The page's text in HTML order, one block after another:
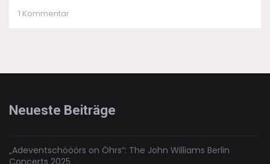
1 Kommentarzu
besten
Neueste Beiträge
„Adeventschööörs on Öhrs“: The John Williams Berlin
Concerts 2025